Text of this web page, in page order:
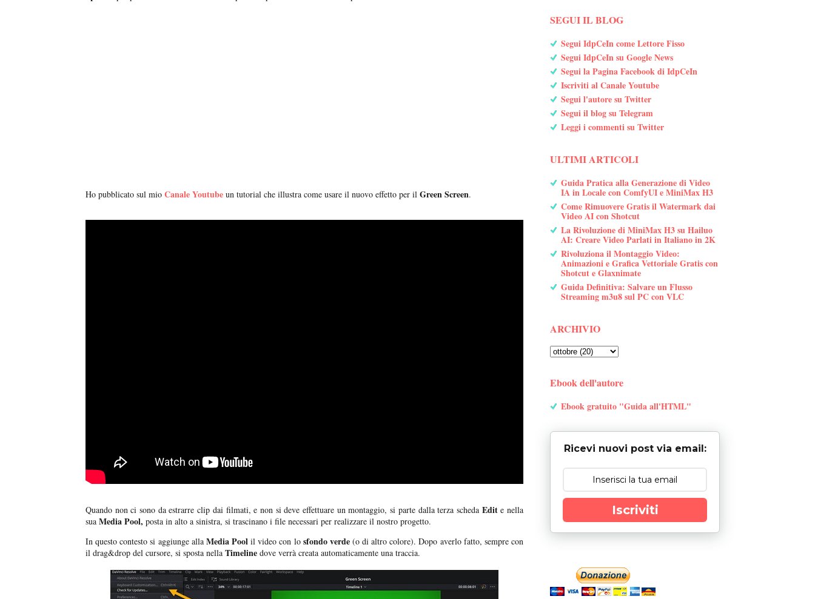
Ho pubblicato sul mio Canale Youtube un tutorial che illustra come usare il nuovo effetto per il Green Screen.
Quando non ci sono da estrarre clip dai filmati, e non si deve effettuare un montaggio, si parte dalla terza schedaEdite nella
sua Media Pool, posta in alto a sinistra, si trascinano i file necessari per realizzare il nostro progetto.
In questo contesto si aggiunge allaMedia Poolil video con lo sfondo verde(o di altro colore). Dopo averlo fatto, sempre con
il drag&drop del cursore, si sposta nella Timeline dove verrà creata automaticamente una traccia.
SEGUI IL BLOG
Segui IdpCeIn come Lettore Fisso
Segui IdpCeIn su Google News
Segui la Pagina Facebook di IdpCeIn
Iscriviti al Canale Youtube
Segui l'autore su Twitter
Segui il blog su Telegram
Leggi i commenti su Twitter
ULTIMI ARTICOLI
Guida Pratica alla Generazione di Video
IA in Locale con ComfyUI e MiniMax H3
Come Rimuovere Gratis il Watermark dai
Video AI con Shotcut
La Rivoluzione di MiniMax H3 su Hailuo
AI: Creare Video Parlati in Italiano in 2K
Rivoluziona il Montaggio Video:
Animazioni e Grafica Vettoriale Gratis con
Shotcut e Glaxnimate
Guida Definitiva: Salvare un Flusso
Streaming m3u8 sul PC con VLC
ARCHIVIO
Ebook dell'autore
Ebook gratuito "Guida all'HTML"
Ricevi nuovi post via email:
Iscriviti